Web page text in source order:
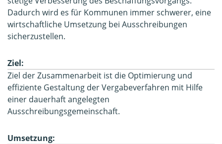
Dadurch wird es für Kommunen immer schwerer, eine
wirtschaftliche Umsetzung bei Ausschreibungen
sicherzustellen.
Ziel:
Ziel der Zusammenarbeit ist die Optimierung und
effiziente Gestaltung der Vergabeverfahren mit Hilfe
einer dauerhaft angelegten
Ausschreibungsgemeinschaft.
Umsetzung: